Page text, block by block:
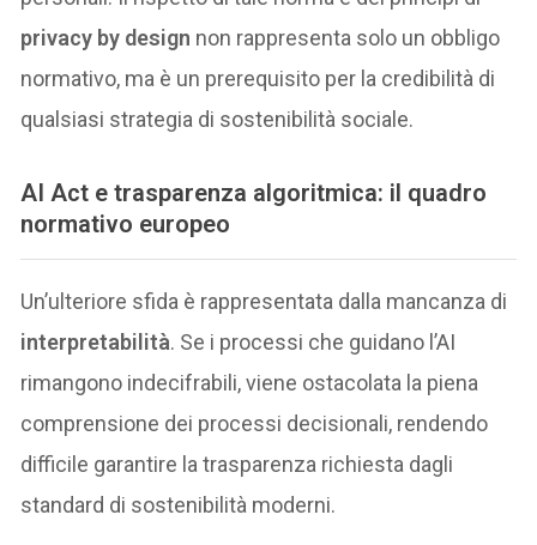
privacy by design non rappresenta solo un obbligo
normativo, ma è un prerequisito per la credibilità di
qualsiasi strategia di sostenibilità sociale.
AI Act e trasparenza algoritmica: il quadro
normativo europeo
Un’ulteriore sfida è rappresentata dalla mancanza di
interpretabilità. Se i processi che guidano l’AI
rimangono indecifrabili, viene ostacolata la piena
comprensione dei processi decisionali, rendendo
difficile garantire la trasparenza richiesta dagli
standard di sostenibilità moderni.